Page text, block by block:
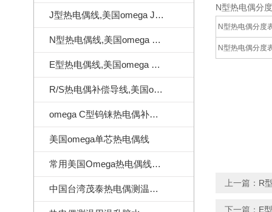
J型热电偶线,美国omega J型热电偶线
N型热电偶线,美国omega N型热电偶线
E型热电偶线,美国omega E型热电偶线
R/S热电偶补偿导线,美国omega热电偶补偿导线
omega C型钨铼热电偶补偿导线
美国omega单芯热电偶线
常用美国Omega热电偶线订做样式
中国台湾茂泰热电偶测温线|耐温260度
N型热电偶分
N型热电偶分度
N型热电偶分度
上一篇： R
下一篇： E